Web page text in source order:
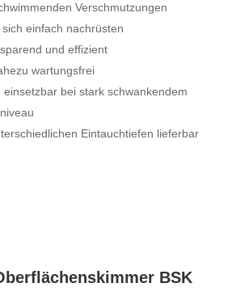
Verschmutzungen
sich einfach nachrüsten
und effizient
wartungsfrei
einsetzbar bei stark schwankendem
Eintauchtiefen lieferbar
BSK